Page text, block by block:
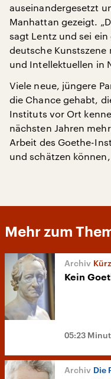
auseinandergesetzt
Manhattan gezeigt.
sagt Lentz und sei
deutsche
und Intellektuellen in
Viele neue, jüngere
die Chance gehabt,
Instituts vor Ort
nächsten Jahren
Arbeit des Goethe-
und schätzen
Mehr zum
Kein
05:23
Die